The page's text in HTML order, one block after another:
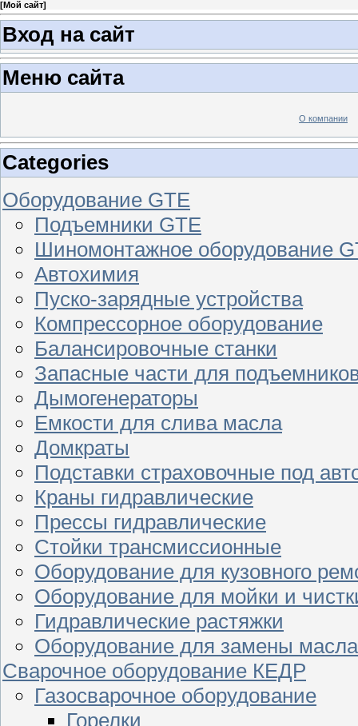
[Мой сайт]
Вход на сайт
Меню сайта
О компании
Categories
Оборудование GTE
Подъемники GTE
Шиномонтажное оборудование
Автохимия
Пуско-зарядные устройства
Компрессорное оборудование
Балансировочные станки
Запасные части для
Дымогенераторы
Емкости для слива масла
Домкраты
Подставки страховочные под
Краны гидравлические
Прессы гидравлические
Стойки трансмиссионные
Оборудование для кузовного
Оборудование для мойки и
Гидравлические растяжки
Оборудование для замены масла
Сварочное оборудование КЕДР
Газосварочное оборудование
Горелки